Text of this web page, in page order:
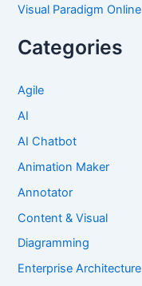
Visual Paradigm Online
Categories
Agile
AI
AI Chatbot
Animation Maker
Annotator
Content & Visual
Diagramming
Enterprise Architecture